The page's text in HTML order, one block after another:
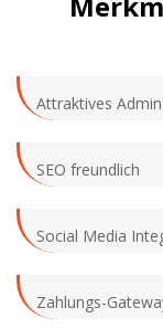
Attraktives
SEO freundlich
Social Media
Zahlungs-